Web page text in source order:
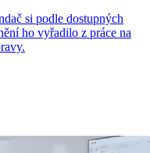
si podle dostupných
ho vyřadilo z práce na